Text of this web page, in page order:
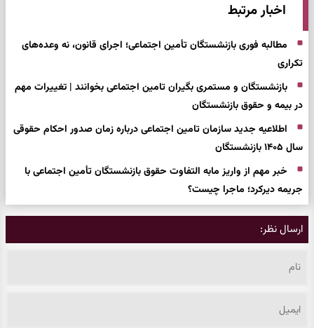
اخبار مرتبط
مطالبه فوری بازنشستگان تأمین اجتماعی؛ اجرای قانون، نه وعده‌های
تکراری
بازنشستگان و مستمری بگیران تامین اجتماعی بخوانند | تغییرات مهم
در بیمه و حقوق بازنشستگان
اطلاعیه جدید سازمان تامین اجتماعی درباره زمان صدور احکام حقوقی
سال ۱۴۰۵ بازنشستگان
خبر مهم از واریز مابه التفاوت حقوق بازنشستگان تأمین اجتماعی با
جریمه دیرکرد؛ ماجرا چیست؟
ارسال نظر: